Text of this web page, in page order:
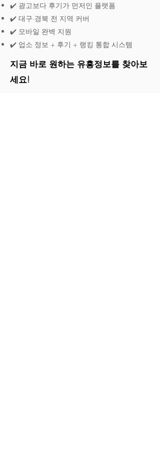
✔️ 광고보다 후기가 먼저인 플랫폼
✔️ 대구·경북 전 지역 커버
✔️ 모바일 완벽 지원
✔️ 업소 정보 + 후기 + 랭킹 통합 시스템
지금 바로 원하는 유흥정보를 찾아보
세요!